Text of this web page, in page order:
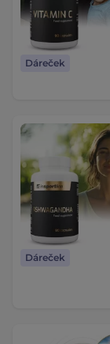
Dáreček
Dáreček